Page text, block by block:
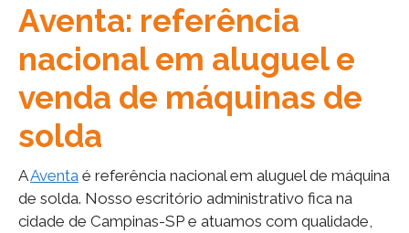
Aventa: referência
nacional em aluguel e
venda de máquinas de
solda
AAventa é referência nacional em aluguel de máquina
de solda. Nosso escritório administrativo fica na
cidade de Campinas-SP e atuamos com qualidade,